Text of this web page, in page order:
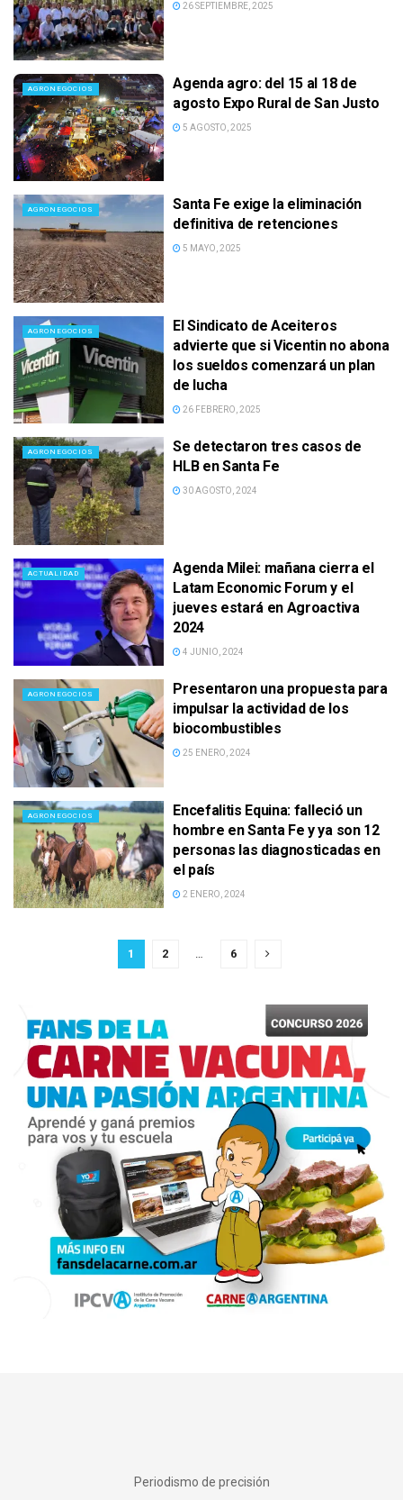
26 SEPTIEMBRE, 2025
AGRONEGOCIOS
Agenda agro: del 15 al 18 de
agosto Expo Rural de San Justo
5 AGOSTO, 2025
AGRONEGOCIOS
Santa Fe exige la eliminación
definitiva de retenciones
5 MAYO, 2025
AGRONEGOCIOS
El Sindicato de Aceiteros
advierte que si Vicentin no abona
los sueldos comenzará un plan
de lucha
26 FEBRERO, 2025
AGRONEGOCIOS
Se detectaron tres casos de
HLB en Santa Fe
30 AGOSTO, 2024
ACTUALIDAD
Agenda Milei: mañana cierra el
Latam Economic Forum y el
jueves estará en Agroactiva
2024
4 JUNIO, 2024
AGRONEGOCIOS
Presentaron una propuesta para
impulsar la actividad de los
biocombustibles
25 ENERO, 2024
AGRONEGOCIOS
Encefalitis Equina: falleció un
hombre en Santa Fe y ya son 12
personas las diagnosticadas en
el país
2 ENERO, 2024
1 2 … 6
Periodismo de precisión